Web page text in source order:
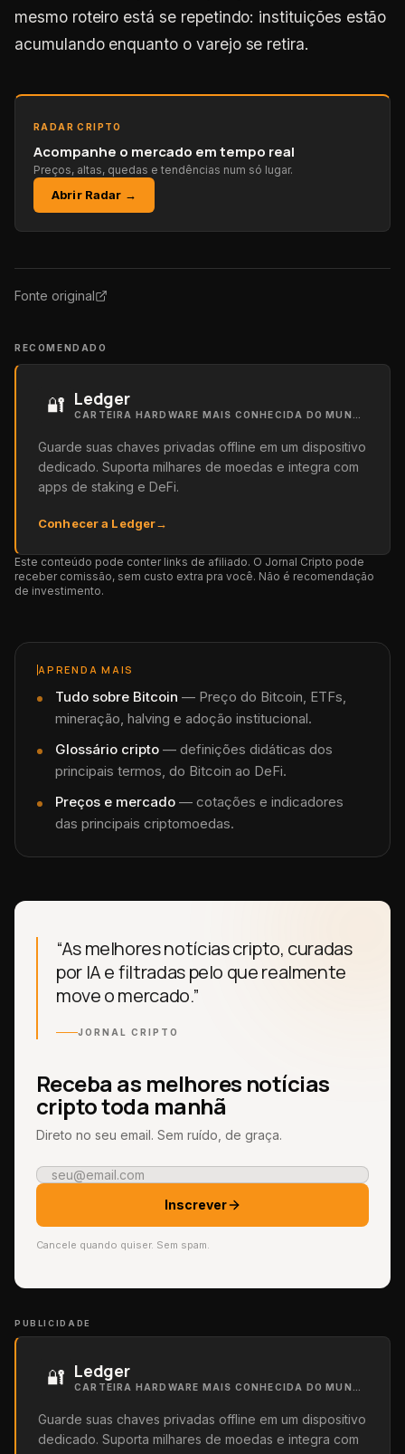
mesmo roteiro está se repetindo: instituições estão
acumulando enquanto o varejo se retira.
RADAR CRIPTO
Acompanhe o mercado em tempo real
Preços, altas, quedas e tendências num só lugar.
Abrir Radar →
Fonte original
RECOMENDADO
🔐 Ledger
Guarde suas chaves privadas offline em um dispositivo
dedicado. Suporta milhares de moedas e integra com
apps de staking e DeFi.
Conhecer a Ledger→
Este conteúdo pode conter links de afiliado. O Jornal Cripto pode
receber comissão, sem custo extra pra você. Não é recomendação
de investimento.
APRENDA MAIS
Tudo sobre Bitcoin — Preço do Bitcoin, ETFs,
mineração, halving e adoção institucional.
Glossário cripto — definições didáticas dos
principais termos, do Bitcoin ao DeFi.
Preços e mercado — cotações e indicadores
das principais criptomoedas.
“As melhores notícias cripto, curadas
por IA e filtradas pelo que realmente
move o mercado.”
JORNAL CRIPTO
Receba as melhores notícias
cripto toda manhã
Direto no seu email. Sem ruído, de graça.
Inscrever
Cancele quando quiser. Sem spam.
PUBLICIDADE
🔐 Ledger
Guarde suas chaves privadas offline em um dispositivo
dedicado. Suporta milhares de moedas e integra com